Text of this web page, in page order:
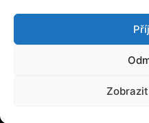
© IslámDnes 2014 - 2025